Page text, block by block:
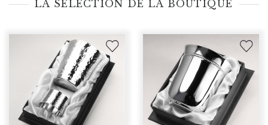
LA SÉLECTION DE LA BOUTIQUE